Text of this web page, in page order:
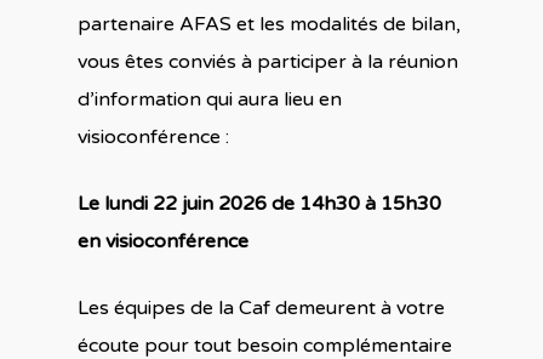
partenaire AFAS et les modalités de bilan,
vous êtes conviés à participer à la réunion
d’information qui aura lieu en
visioconférence :
Le lundi 22 juin 2026 de 14h30 à 15h30
en visioconférence
Les équipes de la Caf demeurent à votre
écoute pour tout besoin complémentaire